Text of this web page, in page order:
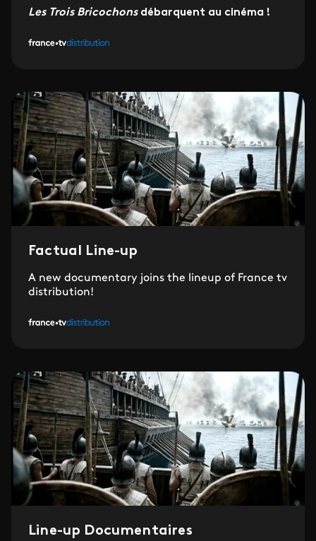
Les Trois Bricochonsdébarquent au cinéma !
Factual Line-up
A new documentary joins the lineup of France tv
distribution!
Line-up Documentaires